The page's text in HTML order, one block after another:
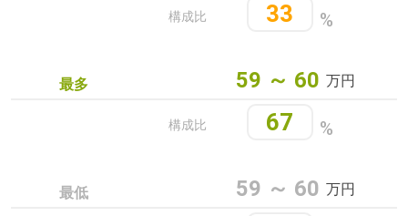
%
33
構成比
最多 59 ～ 60 万円
%
67
構成比
最低 59 ～ 60 万円